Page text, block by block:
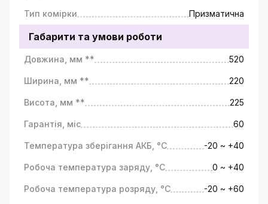
Тип комірки Призматична
Габарити та умови роботи
Довжина, мм ** 520
Ширина, мм ** 220
Висота, мм ** 225
Гарантія, міс 60
Температура зберігання АКБ, °C -20 ~ +40
Робоча температура заряду, °C 0 ~ +40
Робоча температура розряду, °C -20 ~ +60